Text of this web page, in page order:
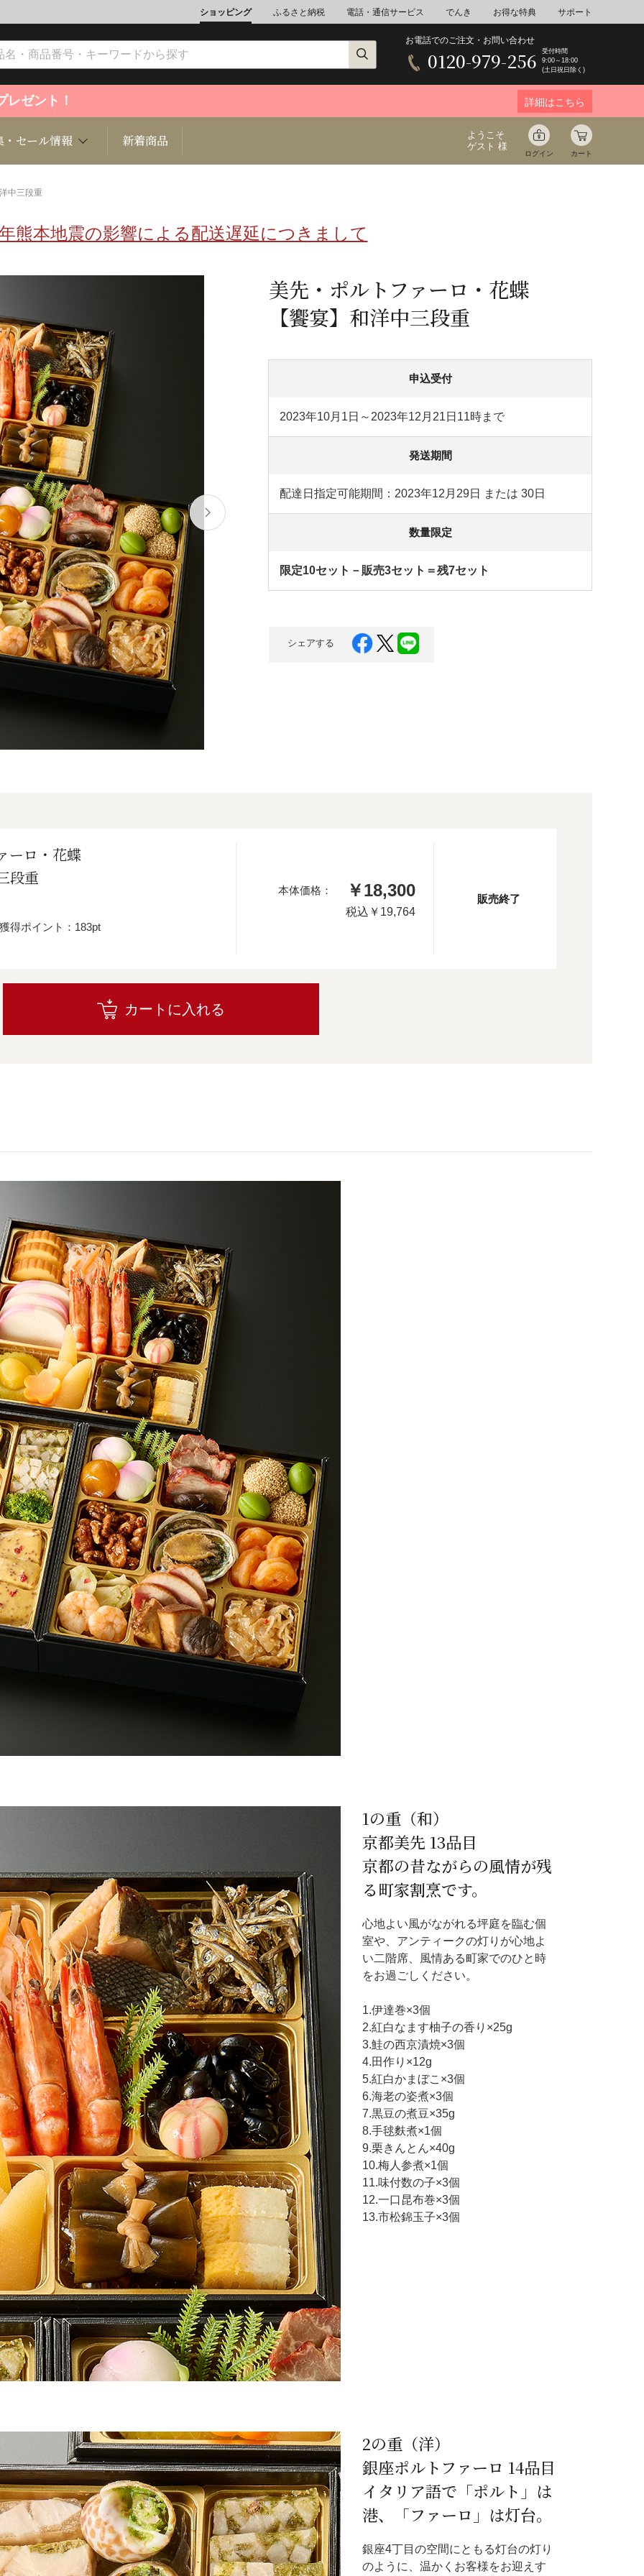
ショッピング ふるさと納税 電話・通信サービス でんき お得な特典 サポート
お電話でのご注文・お問い合わせ
0120-979-256
受付時間
9:00～18:00
(土日祝日除く)
レゼント！ 詳細はこちら
魚介類 肉類
総菜 麺類/つゆ ミネラルウォーター
リンク 乳製品/蜂蜜 パン
健康/美容
化 ジュエリー インテリア
ョン 定期購読雑誌 書籍
ビー 事務用品 防災関連
連
・セール情報 新着商品
ようこそ
ゲスト 様
ログイン カート
中三段重
熊本地震の影響による配送遅延につきまして
美先・ポルトファーロ・花蝶
【饗宴】和洋中三段重
申込受付
2023年10月1日～2023年12月21日11時まで
発送期間
配達日指定可能期間：2023年12月29日 または 30日
数量限定
限定10セット－販売3セット＝残7セット
シェアする
ーロ・花蝶
段重
獲得ポイント：183pt
本体価格： ￥18,300
税込 ￥19,764
販売終了
カートに入れる
1の重（和）
京都美先 13品目
京都の昔ながらの風情が残
る町家割烹です。
心地よい風がながれる坪庭を臨む個
室や、アンティークの灯りが心地よ
い二階席、風情ある町家でのひと時
をお過ごしください。
1.伊達巻×3個
2.紅白なます柚子の香り×25g
3.鮭の西京漬焼×3個
4.田作り×12g
5.紅白かまぼこ×3個
6.海老の姿煮×3個
7.黒豆の煮豆×35g
8.手毬麩煮×1個
9.栗きんとん×40g
10.梅人参煮×1個
11.味付数の子×3個
12.一口昆布巻×3個
13.市松錦玉子×3個
2の重（洋）
銀座ポルトファーロ 14品目
イタリア語で「ポルト」は
港、「ファーロ」は灯台。
銀座4丁目の空間にともる灯台の灯り
のように、温かくお客様をお迎えす